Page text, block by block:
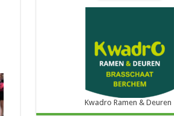
Kwadro Ramen & Deuren